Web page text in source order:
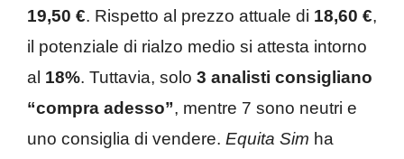
19,50 €. Rispetto al prezzo attuale di 18,60 €,
il potenziale di rialzo medio si attesta intorno
al 18%. Tuttavia, solo 3 analisti consigliano
“compra adesso”, mentre 7 sono neutri e
uno consiglia di vendere. Equita Sim ha